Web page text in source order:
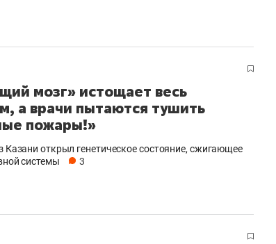
мозг» истощает весь
а врачи пытаются тушить
пожары!»
Казани открыл генетическое состояние, сжигающее
системы
3